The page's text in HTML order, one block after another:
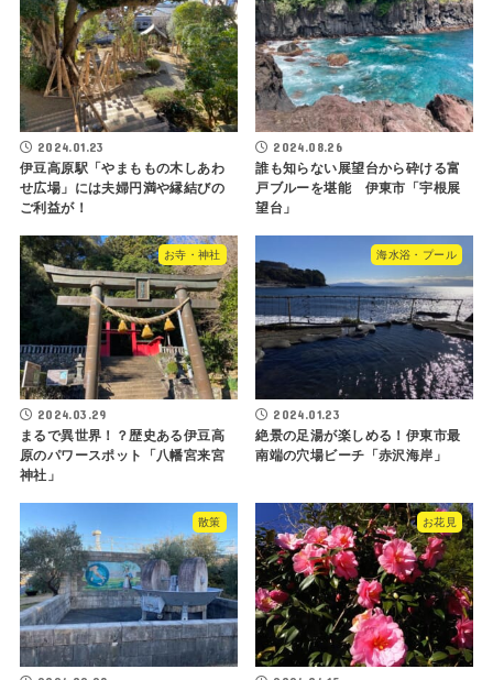
2024.01.23
伊豆高原駅「やまももの木しあわ
せ広場」には夫婦円満や縁結びの
ご利益が！
2024.08.26
誰も知らない展望台から砕ける富
戸ブルーを堪能 伊東市「宇根展
望台」
お寺・神社
2024.03.29
まるで異世界！？歴史ある伊豆高
原のパワースポット「八幡宮来宮
神社」
海水浴・プール
2024.01.23
絶景の足湯が楽しめる！伊東市最
南端の穴場ビーチ「赤沢海岸」
散策 お花見